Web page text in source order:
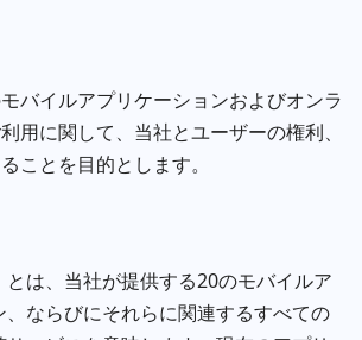
バイルアプリケーションおよびオンラ
用に関して、当社とユーザーの権利、
ことを目的とします。
とは、当社が提供する20のモバイルア
、ならびにそれらに関連するすべての